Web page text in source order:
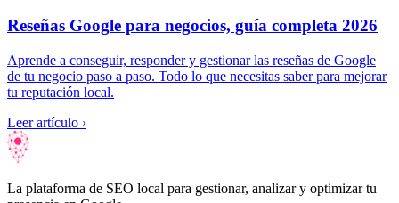
Reseñas Google para negocios, guía completa 2026
Aprende a conseguir, responder y gestionar las reseñas de Google
de tu negocio paso a paso. Todo lo que necesitas saber para mejorar
tu reputación local.
Leer artículo ›
La plataforma de SEO local para gestionar, analizar y optimizar tu